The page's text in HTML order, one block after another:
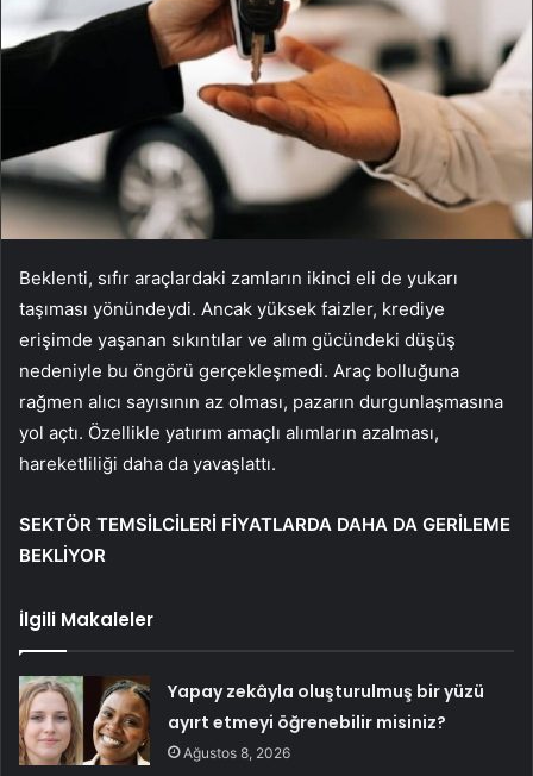
Beklenti, sıfır araçlardaki zamların ikinci eli de yukarı
taşıması yönündeydi. Ancak yüksek faizler, krediye
erişimde yaşanan sıkıntılar ve alım gücündeki düşüş
nedeniyle bu öngörü gerçekleşmedi. Araç bolluğuna
rağmen alıcı sayısının az olması, pazarın durgunlaşmasına
yol açtı. Özellikle yatırım amaçlı alımların azalması,
hareketliliği daha da yavaşlattı.
SEKTÖR TEMSİLCİLERİ FİYATLARDA DAHA DA GERİLEME
BEKLİYOR
İlgili Makaleler
Yapay zekâyla oluşturulmuş bir yüzü
ayırt etmeyi öğrenebilir misiniz?
Ağustos 8, 2026